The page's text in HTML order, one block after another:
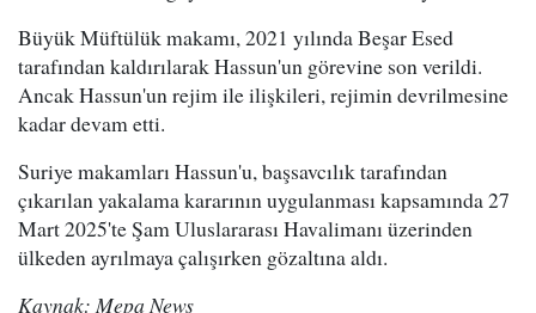
Büyük Müftülük makamı, 2021 yılında Beşar Esed
tarafından kaldırılarak Hassun'un görevine son verildi.
Ancak Hassun'un rejim ile ilişkileri, rejimin devrilmesine
kadar devam etti.
Suriye makamları Hassun'u, başsavcılık tarafından
çıkarılan yakalama kararının uygulanması kapsamında 27
Mart 2025'te Şam Uluslararası Havalimanı üzerinden
ülkeden ayrılmaya çalışırken gözaltına aldı.
Kaynak: Mepa News